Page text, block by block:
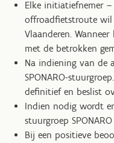
Elke initiatiefnemer
offroadfietstroute wil
Vlaanderen.
met de betrokken
Na indiening van de
SPONARO-
definitief en beslist
Indien nodig wordt
stuurgroep
Bij een positieve